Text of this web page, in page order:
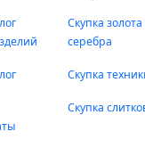
Скупка золота
серебра
Скупка
Скупка